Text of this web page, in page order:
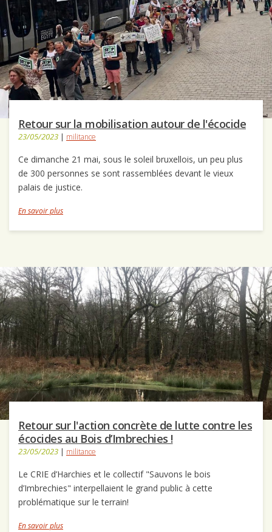
Retour sur la mobilisation autour de l'écocide
23/05/2023 | militance
Ce dimanche 21 mai, sous le soleil bruxellois, un peu plus
de 300 personnes se sont rassemblées devant le vieux
palais de justice.
En savoir plus
Retour sur l'action concrète de lutte contre les
écocides au Bois d’Imbrechies !
23/05/2023 | militance
Le CRIE d’Harchies et le collectif "Sauvons le bois
d’Imbrechies" interpellaient le grand public à cette
problématique sur le terrain!
En savoir plus